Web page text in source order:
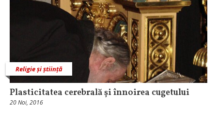
Religie și știință
Plasticitatea cerebrală și înnoirea cugetului
20 Noi, 2016